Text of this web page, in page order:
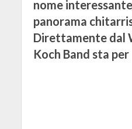
nome
panorama
Direttamente dal
Koch Band sta per